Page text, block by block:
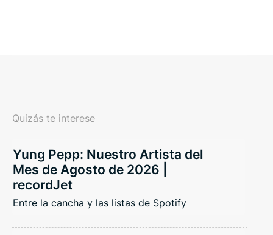
Quizás te interese
Yung Pepp: Nuestro Artista del
Mes de Agosto de 2026 |
recordJet
Entre la cancha y las listas de Spotify